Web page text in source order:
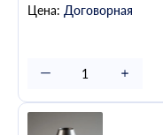
Цена: Договорная